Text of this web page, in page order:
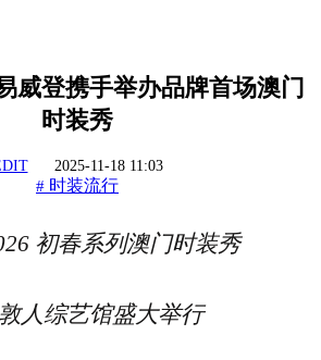
威登携手举办品牌首场澳门
时装秀
2025-11-18 11:03
# 时装流行
初春系列澳门时装秀
人综艺馆盛大举行